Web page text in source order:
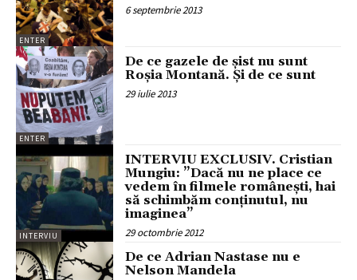
ENTER
6 septembrie 2013
ENTER
De ce gazele de şist nu sunt
Roşia Montană. Şi de ce sunt
29 iulie 2013
INTERVIU
INTERVIU EXCLUSIV. Cristian
Mungiu: ”Dacă nu ne place ce
vedem în filmele românești, hai
să schimbăm conținutul, nu
imaginea”
29 octombrie 2012
De ce Adrian Nastase nu e
Nelson Mandela